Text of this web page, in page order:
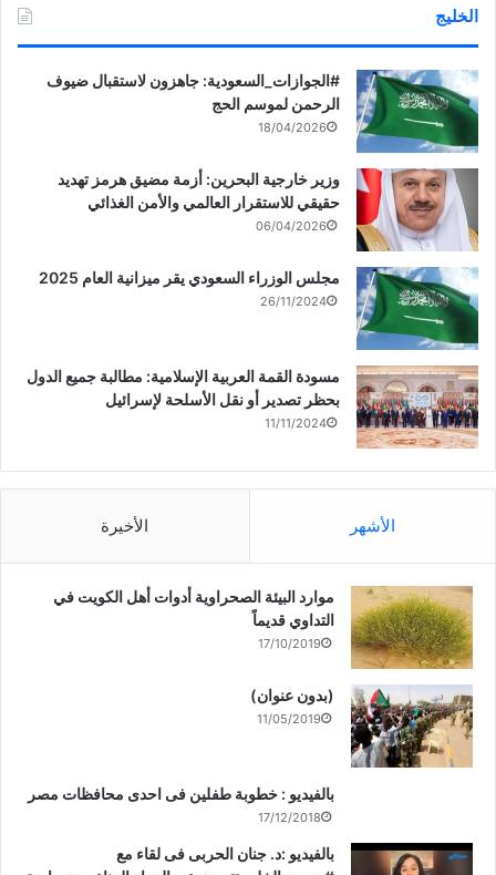
الخليج
‏‎#الجوازات_السعودية: جاهزون لاستقبال ضيوف
الرحمن لموسم الحج
18/04/2026
وزير خارجية البحرين: أزمة مضيق هرمز تهديد
حقيقي للاستقرار العالمي والأمن الغذائي
06/04/2026
مجلس الوزراء السعودي يقر ميزانية العام 2025
26/11/2024
مسودة القمة العربية الإسلامية: مطالبة جميع الدول
بحظر تصدير أو نقل الأسلحة لإسرائيل
11/11/2024
الأشهر الأخيرة
موارد البيئة الصحراوية أدوات أهل الكويت في
التداوي قديماً
17/10/2019
(بدون عنوان)
11/05/2019
بالفيديو : خطوبة طفلين فى احدى محافظات مصر
17/12/2018
بالفيديو :د. جنان الحربى فى لقاء مع